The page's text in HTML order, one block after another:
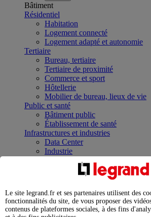
Bâtiment
Résidentiel
Habitation
Logement connecté
Logement adapté et autonomie
Tertiaire
Bureau, tertiaire
Tertiaire de proximité
Commerce et sport
Hôtellerie
Mobilier de bureau, lieux de vie
Public et santé
Bâtiment public
Établissement de santé
Infrastructures et industries
Data Center
Industrie
Infrastructures
Contrôler et planifier le
Répartir et optimiser son tableau
Legrand Data Center Solutions :
expertises au service de vos
Le site legrand.fr et ses partenaires utilisent des
fonctionnalités du site, de vous proposer des
contenus de plateformes sociales, à des fins